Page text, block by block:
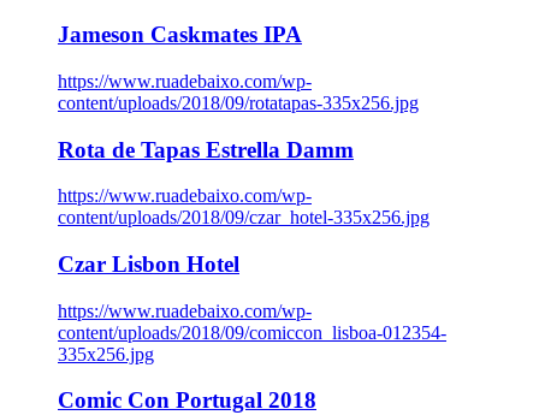
Jameson Caskmates IPA
https://www.ruadebaixo.com/wp-
content/uploads/2018/09/rotatapas-335x256.jpg
Rota de Tapas Estrella Damm
https://www.ruadebaixo.com/wp-
content/uploads/2018/09/czar_hotel-335x256.jpg
Czar Lisbon Hotel
https://www.ruadebaixo.com/wp-
content/uploads/2018/09/comiccon_lisboa-012354-
335x256.jpg
Comic Con Portugal 2018